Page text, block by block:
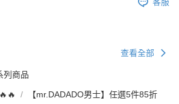
查看全部
列商品
【mr.DADADO男士】任選5件85折